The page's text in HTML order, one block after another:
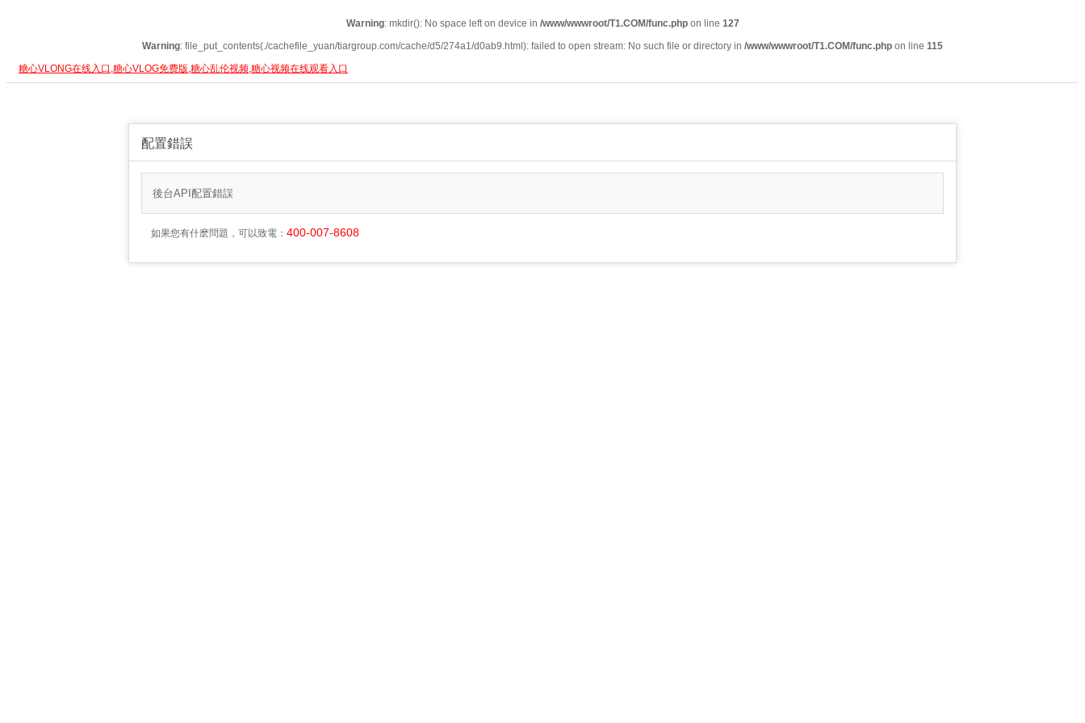
Warning: mkdir(): No space left on device in /www/wwwroot/T1.COM/func.phpon line 127
Warning: file_put_contents(./cachefile_yuan/tiargroup.com/cache/d5/274a1/d0ab9.html): failed to open stream: No such file or directory in /www/wwwroot/T1.COM/func.php on line 115
糖心VLONG在线入口,糖心VLOG免费版,糖心乱伦视频,糖心视频在线观看入口
配置錯誤
後台API配置錯誤
如果您有什麽問題，可以致電： 400-007-8608